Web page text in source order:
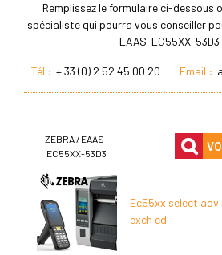
Remplissez le formulaire ci-dessous
spécialiste qui pourra vous conseiller
EAAS-EC55XX-53D3
Tél : + 33 (0) 2 52 45 00 20 Email :
ZEBRA / EAAS-
EC55XX-53D3
Ec55xx select
exch cd